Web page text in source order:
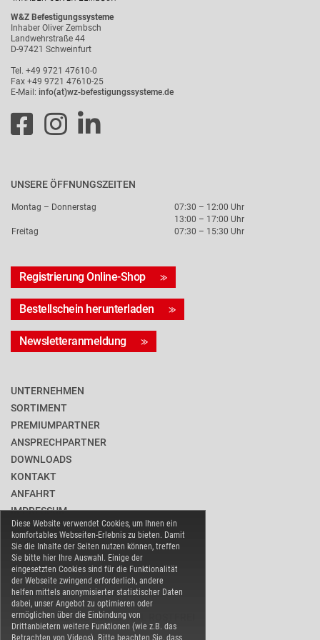
Diese Website verwendet Cookies, um Ihnen ein
komfortables Webseiten-Erlebnis zu bieten. Damit
Sie die Inhalte der Seiten nutzen können, treffen
Sie bitte hier Ihre Auswahl. Einige der
eingesetzten Cookies sind für die Funktionalität
der Webseite zwingend erforderlich, andere
helfen mittels anonymisierter statistischer Daten
dabei, unser Angebot zu optimieren oder
ermöglichen über die Einbindung von
Drittanbietern weitere Funktionen (wie z.B. das
Betrachten von Videos). Bitte beachten Sie, dass
W&Z Befestigungssysteme
Inhaber Oliver Zembsch
Landwehrstraße 44
D-97421 Schweinfurt
Tel. +49 9721 47610-0
Fax +49 9721 47610-25
E-Mail: info(at)wz-befestigungssysteme.de
UNSERE ÖFFNUNGSZEITEN
Montag – Donnerstag
07:30 – 12:00 Uhr
13:00 – 17:00 Uhr
Freitag
07:30 – 15:30 Uhr
Registrierung Online-Shop
Bestellschein herunterladen
Newsletteranmeldung
UNTERNEHMEN
SORTIMENT
PREMIUMPARTNER
ANSPRECHPARTNER
DOWNLOADS
KONTAKT
ANFAHRT
IMPRESSUM
DATENSCHUTZ
BARRIEREFREIHEIT
COOKIE-EINSTELLUNGEN
WARENVERBAND EDELSTAHL ROSTFREI